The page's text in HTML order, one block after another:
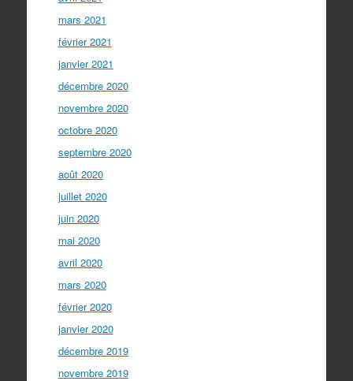
mars 2021
février 2021
janvier 2021
décembre 2020
novembre 2020
octobre 2020
septembre 2020
août 2020
juillet 2020
juin 2020
mai 2020
avril 2020
mars 2020
février 2020
janvier 2020
décembre 2019
novembre 2019